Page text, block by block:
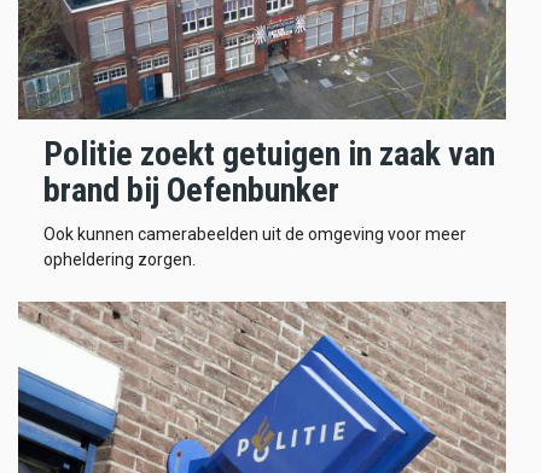
Politie zoekt getuigen in zaak van
brand bij Oefenbunker
Ook kunnen camerabeelden uit de omgeving voor meer
opheldering zorgen.